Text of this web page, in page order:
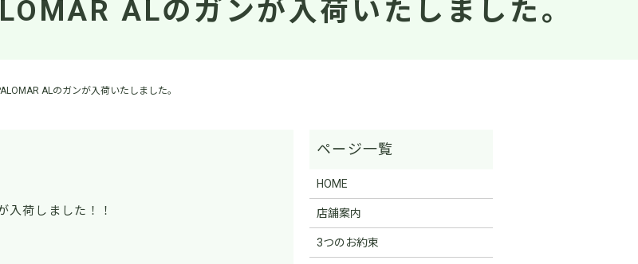
ALのガンが入荷いたしました。
ALのガンが入荷いたしました。
入荷しました！！
HOME
店舗案内
3つのお約束